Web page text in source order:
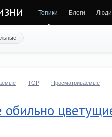
Топики Блоги Люди
TOP Просматриваемые